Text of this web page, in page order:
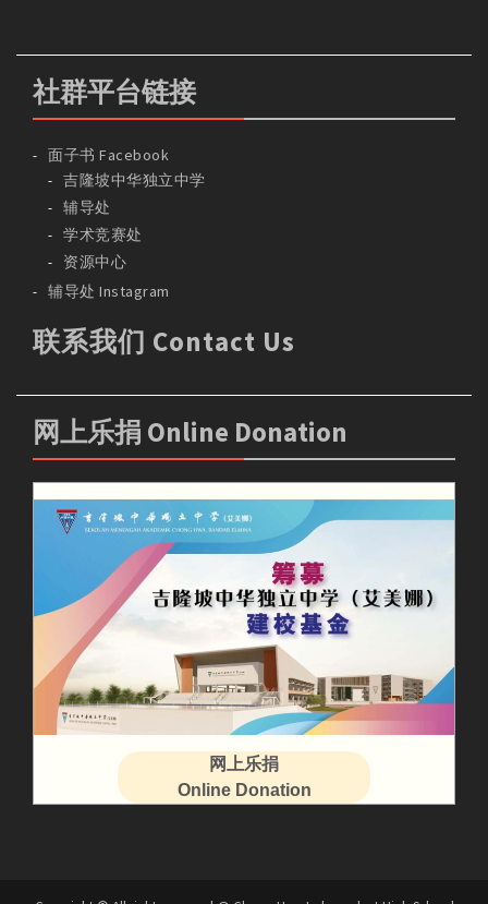
社群平台链接
面子书 Facebook
吉隆坡中华独立中学
辅导处
学术竞赛处
资源中心
辅导处 Instagram
联系我们 Contact Us
网上乐捐 Online Donation
网上乐捐
Online Donation